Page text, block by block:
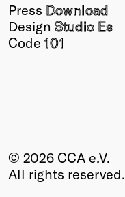
Press Download
Design Studio Es
Code 101
© 2026 CCA e.V.
All rights reserved.